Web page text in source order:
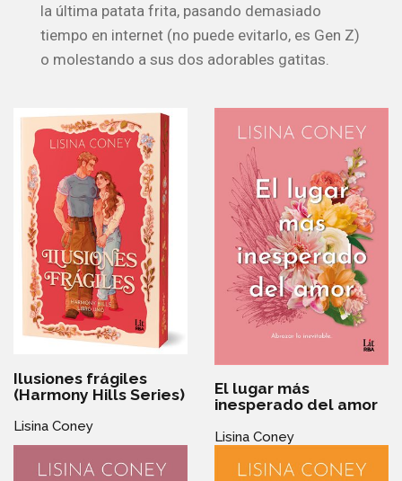
la última patata frita, pasando demasiado
tiempo en internet (no puede evitarlo, es Gen Z)
o molestando a sus dos adorables gatitas.
Ilusiones frágiles
(Harmony Hills Series)
Lisina Coney
El lugar más
inesperado del amor
Lisina Coney